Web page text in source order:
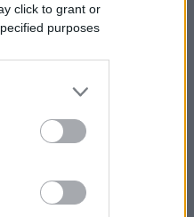
click to grant or
purposes